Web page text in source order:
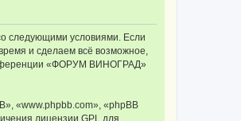
следующими условиями. Если
и сделаем всё возможное,
«ФОРУМ ВИНОГРАД»
«www.phpbb.com», «phpBB
лицензии GPL для